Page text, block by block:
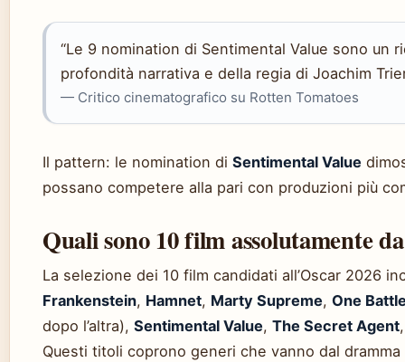
“Le 9 nomination di Sentimental Value sono un
profondità narrativa e della regia di Joachim
— Critico cinematografico su Rotten Tomatoes
Il pattern: le nomination di Sentimental Value
possano competere alla pari con produzioni più
Quali sono 10 film assolutamente
La selezione dei 10 film candidati all’Oscar 2026
Frankenstein, Hamnet, Marty Supreme, One
dopo l’altra), Sentimental Value, The Secret Agent
Questi titoli coprono generi che vanno dal